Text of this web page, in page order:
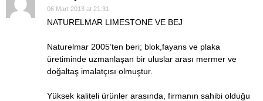
06 Mart 2013 at 21:31
NATURELMAR LIMESTONE VE BEJ
Naturelmar 2005’ten beri; blok,fayans ve plaka
üretiminde uzmanlaşan bir uluslar arası mermer ve
doğaltaş imalatçısı olmuştur.
Yüksek kaliteli ürünler arasında, firmanın sahibi olduğu